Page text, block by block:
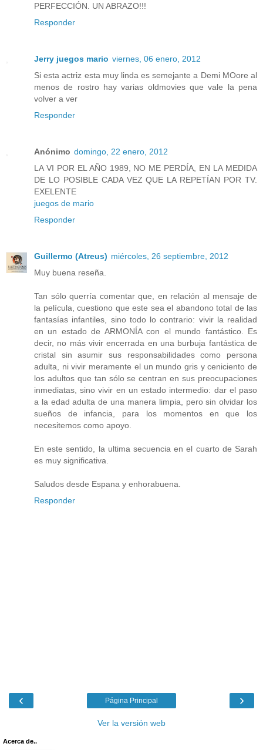
PERFECCIÓN. UN ABRAZO!!!
Responder
Jerry juegos mario viernes, 06 enero, 2012
Si esta actriz esta muy linda es semejante a Demi MOore al
menos de rostro hay varias oldmovies que vale la pena
volver a ver
Responder
Anónimo domingo, 22 enero, 2012
LA VI POR EL AÑO 1989, NO ME PERDÍA, EN LA MEDIDA
DE LO POSIBLE CADA VEZ QUE LA REPETÍAN POR TV.
EXELENTE
juegos de mario
Responder
Guillermo (Atreus) miércoles, 26 septiembre, 2012
Muy buena reseña.
Tan sólo querría comentar que, en relación al mensaje de
la película, cuestiono que este sea el abandono total de las
fantasías infantiles, sino todo lo contrario: vivir la realidad
en un estado de ARMONÍA con el mundo fantástico. Es
decir, no más vivir encerrada en una burbuja fantástica de
cristal sin asumir sus responsabilidades como persona
adulta, ni vivir meramente el un mundo gris y ceniciento de
los adultos que tan sólo se centran en sus preocupaciones
inmediatas, sino vivir en un estado intermedio: dar el paso
a la edad adulta de una manera limpia, pero sin olvidar los
sueños de infancia, para los momentos en que los
necesitemos como apoyo.
En este sentido, la ultima secuencia en el cuarto de Sarah
es muy significativa.
Saludos desde Espana y enhorabuena.
Responder
‹ ›
Página Principal
Ver la versión web
Acerca de..